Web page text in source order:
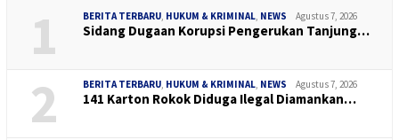
1 BERITA TERBARU HUKUM & KRIMINAL NEWS Agustus 7, 2026
Sidang Dugaan Korupsi Pengerukan Tanjung…
2 BERITA TERBARU HUKUM & KRIMINAL NEWS Agustus 7, 2026
141 Karton Rokok Diduga Ilegal Diamankan…